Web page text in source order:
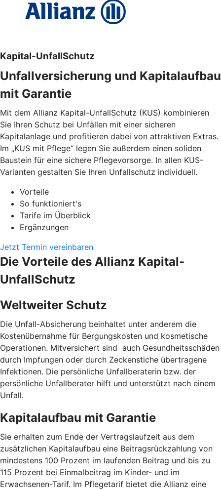
Kapital-UnfallSchutz
Unfallversicherung und Kapitalaufbau
mit Garantie
Mit dem Allianz Kapital-UnfallSchutz (KUS) kombinieren
Sie Ihren Schutz bei Unfällen mit einer sicheren
Kapitalanlage und profitieren dabei von attraktiven Extras.
Im „KUS mit Pflege“ legen Sie außerdem einen soliden
Baustein für eine sichere Pflegevorsorge. In allen KUS-
Varianten gestalten Sie Ihren Unfallschutz individuell.
Vorteile
So funktioniert's
Tarife im Überblick
Ergänzungen
Jetzt Termin vereinbaren
Die Vorteile des Allianz Kapital-
UnfallSchutz
Weltweiter Schutz
Die Unfall-Absicherung beinhaltet unter anderem die
Kostenübernahme für Bergungskosten und kosmetische
Operationen. Mitversichert sind auch Gesundheitsschäden
durch Impfungen oder durch Zeckenstiche übertragene
Infektionen. Die persönliche Unfallberaterin bzw. der
persönliche Unfallberater hilft und unterstützt nach einem
Unfall.
Kapitalaufbau mit Garantie
Sie erhalten zum Ende der Vertragslaufzeit aus dem
zusätzlichen Kapitalaufbau eine Beitragsrückzahlung von
mindestens 100 Prozent im laufenden Beitrag und bis zu
115 Prozent bei Einmalbeitrag im Kinder- und im
Erwachsenen-Tarif. Im Pflegetarif bietet die Allianz eine